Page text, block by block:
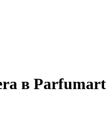
в Parfumart